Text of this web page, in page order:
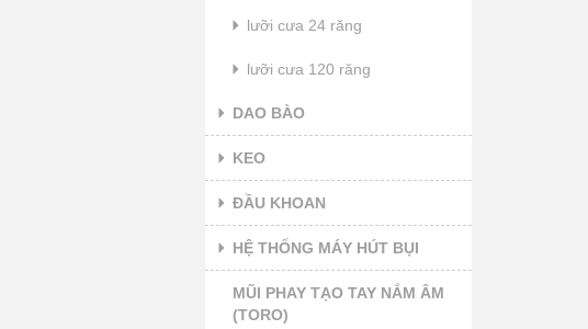
lưỡi cưa 24 răng
lưỡi cưa 120 răng
DAO BÀO
KEO
ĐẦU KHOAN
HỆ THỐNG MÁY HÚT BỤI
MŨI PHAY TẠO TAY NẮM ÂM
(TORO)